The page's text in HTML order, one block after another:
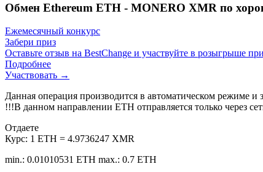
Обмен Ethereum ETH - MONERO XMR по
Ежемесячный конкурс
Забери приз
Оставьте отзыв на BestChange и участвуйте в розыгрыше
Подробнее
Участвовать →
Данная операция производится в автоматическом режиме и
!!!В данном направлении ETH отправляется только через
Отдаете
Курс: 1 ETH = 4.9736247 XMR
min.: 0.01010531 ETH max.: 0.7 ETH